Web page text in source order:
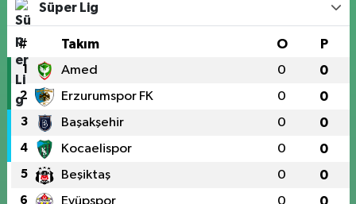
Süper Lig
# Takım O P
1 Amed 0 0
2 Erzurumspor FK 0 0
3 Başakşehir 0 0
4 Kocaelispor 0 0
5 Beşiktaş 0 0
6 Eyüpspor 0 0